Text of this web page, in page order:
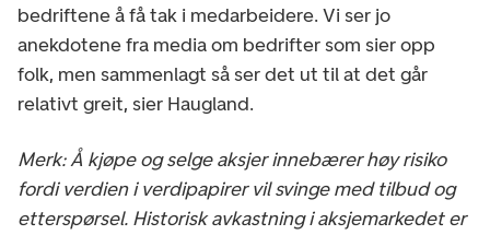
bedriftene å få tak i medarbeidere. Vi ser jo
anekdotene fra media om bedrifter som sier opp
folk, men sammenlagt så ser det ut til at det går
relativt greit, sier Haugland.
Merk: Å kjøpe og selge aksjer innebærer høy risiko
fordi verdien i verdipapirer vil svinge med tilbud og
etterspørsel. Historisk avkastning i aksjemarkedet er